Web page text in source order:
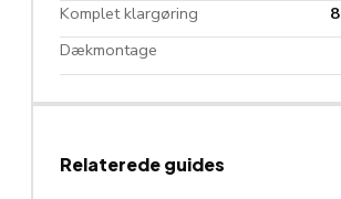
Komplet klargøring
Dækmontage
Relaterede guides